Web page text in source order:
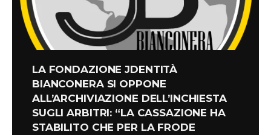
LA FONDAZIONE JDENTITÀ
BIANCONERA SI OPPONE
ALL’ARCHIVIAZIONE DELL’INCHIESTA
SUGLI ARBITRI: “LA CASSAZIONE HA
STABILITO CHE PER LA FRODE